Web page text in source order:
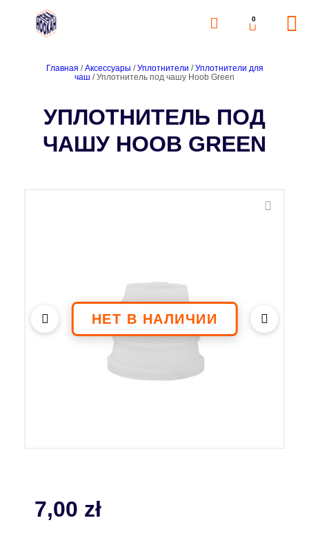
0
Главная /Аксессуары /Уплотнители /Уплотнители для
чаш / Уплотнитель под чашу Hoob Green
УПЛОТНИТЕЛЬ ПОД
ЧАШУ HOOB GREEN
7,00 zł